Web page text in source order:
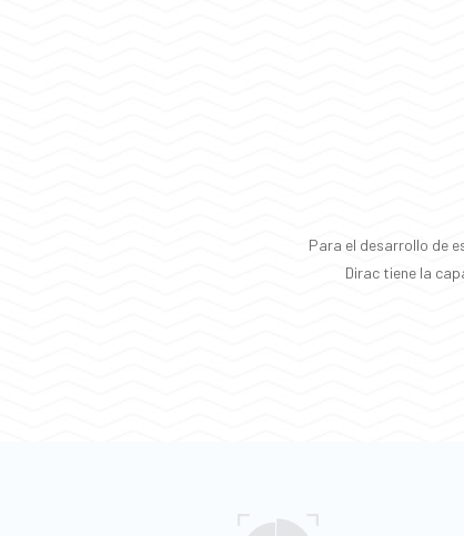
Para el desarrollo de
Dirac tiene la